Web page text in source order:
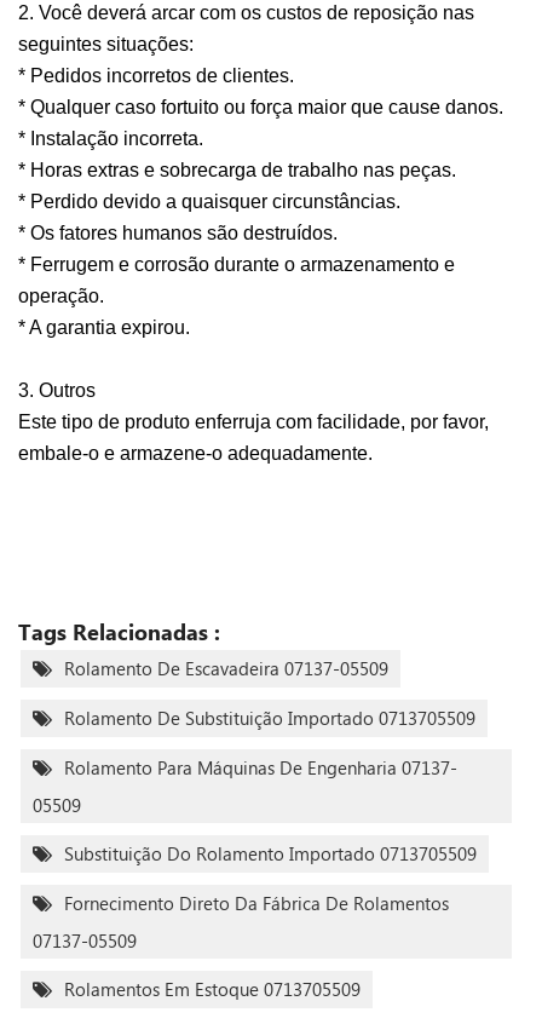
2. Você deverá arcar com os custos de reposição nas
seguintes situações:
* Pedidos incorretos de clientes.
* Qualquer caso fortuito ou força maior que cause danos.
* Instalação incorreta.
* Horas extras e sobrecarga de trabalho nas peças.
* Perdido devido a quaisquer circunstâncias.
* Os fatores humanos são destruídos.
* Ferrugem e corrosão durante o armazenamento e
operação.
* A garantia expirou.
3. Outros
Este tipo de produto enferruja com facilidade, por favor,
embale-o e armazene-o adequadamente.
Tags Relacionadas :
Rolamento De Escavadeira 07137-05509
Rolamento De Substituição Importado 0713705509
Rolamento Para Máquinas De Engenharia 07137-
05509
Substituição Do Rolamento Importado 0713705509
Fornecimento Direto Da Fábrica De Rolamentos
07137-05509
Rolamentos Em Estoque 0713705509